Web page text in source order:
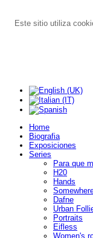
Este sitio utiliza
Home
Biografia
Exposiciones
Series
Para que
H20
Hands
Dafne
Urban
Portraits
Eifless
Women's